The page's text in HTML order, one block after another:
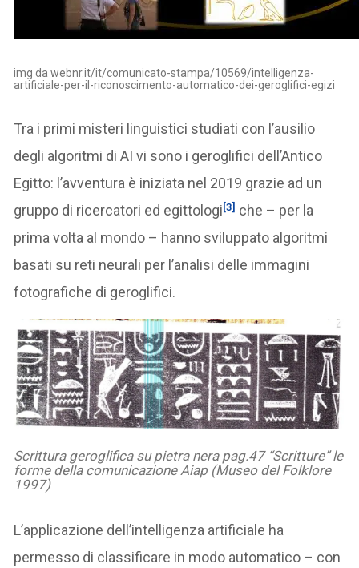
img da webnr.it/it/comunicato-stampa/10569/intelligenza-
artificiale-per-il-riconoscimento-automatico-dei-geroglifici-egizi
Tra i primi misteri linguistici studiati con l’ausilio
degli algoritmi di AI vi sono i geroglifici dell’Antico
Egitto: l’avventura è iniziata nel 2019 grazie ad un
gruppo di ricercatori ed egittologi[3] che – per la
prima volta al mondo – hanno sviluppato algoritmi
basati su reti neurali per l’analisi delle immagini
fotografiche di geroglifici.
Scrittura geroglifica su pietra nera pag.47 “Scritture” le
forme della comunicazione Aiap (Museo del Folklore
1997)
L’applicazione dell’intelligenza artificiale ha
permesso di classificare in modo automatico – con